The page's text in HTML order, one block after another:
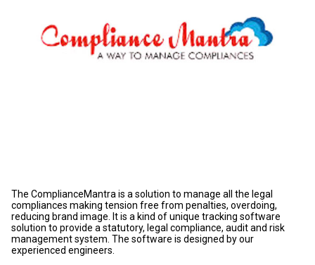
The ComplianceMantra is a solution to manage all the legal
compliances making tension free from penalties, overdoing,
reducing brand image. It is a kind of unique tracking software
solution to provide a statutory, legal compliance, audit and risk
management system. The software is designed by our
experienced engineers.